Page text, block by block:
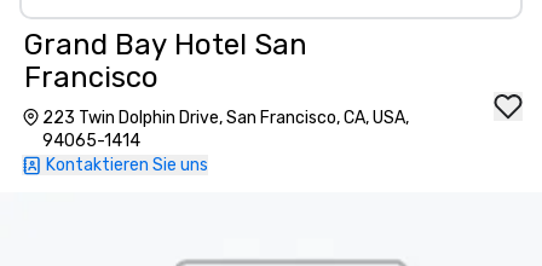
Grand Bay Hotel San
Francisco
223 Twin Dolphin Drive, San Francisco, CA, USA,
94065-1414
Kontaktieren Sie uns